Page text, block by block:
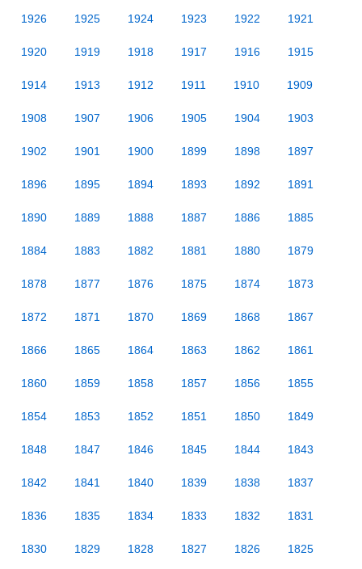
1926 1925 1924 1923 1922 1921
1920 1919 1918 1917 1916 1915
1914 1913 1912 1911 1910 1909
1908 1907 1906 1905 1904 1903
1902 1901 1900 1899 1898 1897
1896 1895 1894 1893 1892 1891
1890 1889 1888 1887 1886 1885
1884 1883 1882 1881 1880 1879
1878 1877 1876 1875 1874 1873
1872 1871 1870 1869 1868 1867
1866 1865 1864 1863 1862 1861
1860 1859 1858 1857 1856 1855
1854 1853 1852 1851 1850 1849
1848 1847 1846 1845 1844 1843
1842 1841 1840 1839 1838 1837
1836 1835 1834 1833 1832 1831
1830 1829 1828 1827 1826 1825